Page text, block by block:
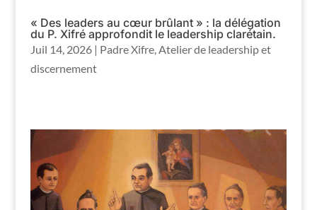
« Des leaders au cœur brûlant » : la délégation
du P. Xifré approfondit le leadership clarétain.
Juil 14, 2026| Padre Xifre,Atelier de leadership et
discernement